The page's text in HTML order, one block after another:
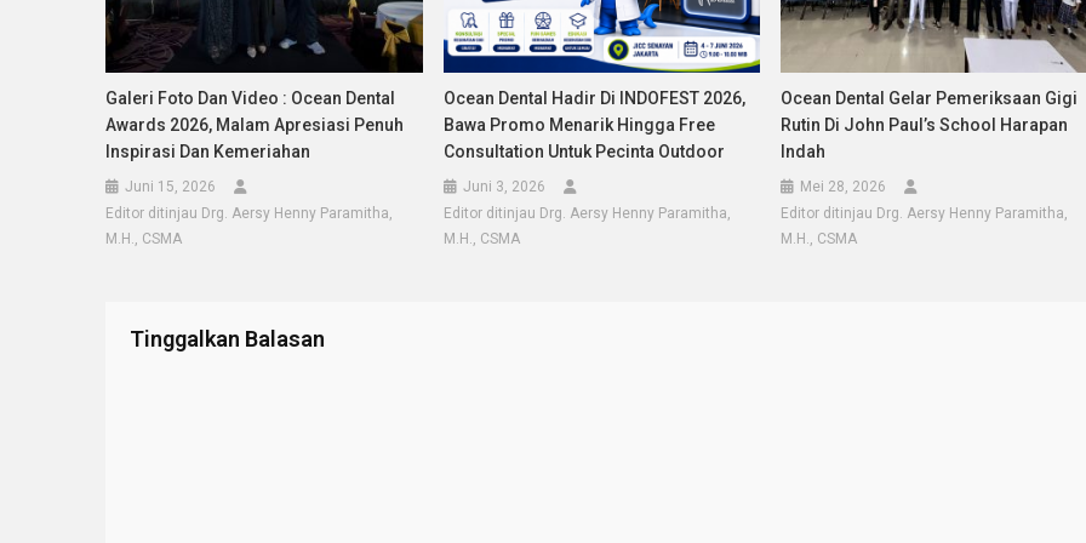
Galeri Foto Dan Video : Ocean Dental
Awards 2026, Malam Apresiasi Penuh
Inspirasi Dan Kemeriahan
Juni 15, 2026
Editor ditinjau Drg. Aersy Henny Paramitha,
M.H., CSMA
Ocean Dental Hadir Di INDOFEST 2026,
Bawa Promo Menarik Hingga Free
Consultation Untuk Pecinta Outdoor
Juni 3, 2026
Editor ditinjau Drg. Aersy Henny Paramitha,
M.H., CSMA
Ocean Dental Gelar Pemeriksaan Gigi
Rutin Di John Paul’s School Harapan
Indah
Mei 28, 2026
Editor ditinjau Drg. Aersy Henny Paramitha,
M.H., CSMA
Tinggalkan Balasan